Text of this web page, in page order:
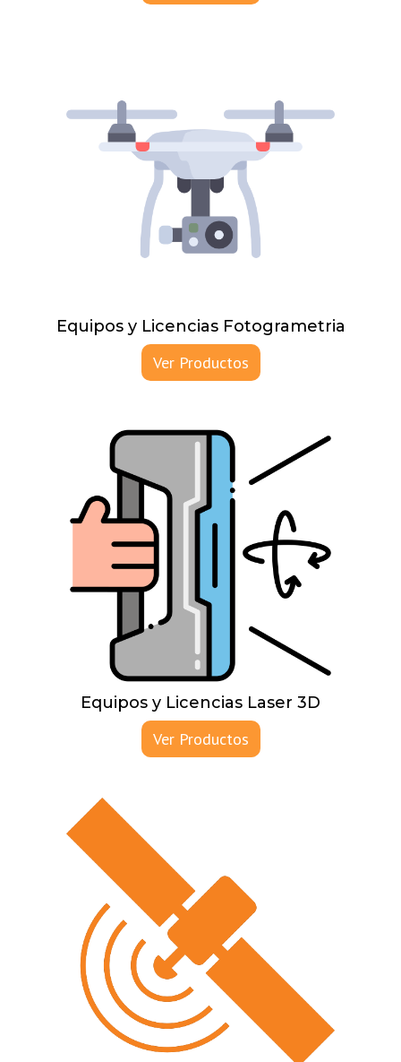
Equipos y Licencias Fotogrametria
Ver Productos
Equipos y Licencias Laser 3D
Ver Productos